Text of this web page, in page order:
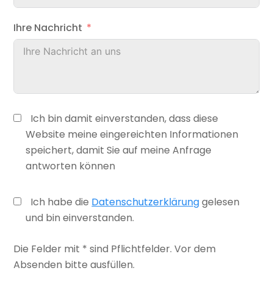
Ihre Nachricht
Ich bin damit einverstanden, dass diese
Website meine eingereichten Informationen
speichert, damit Sie auf meine Anfrage
antworten können
Ich habe die Datenschutzerklärunggelesen
und bin einverstanden.
Die Felder mit * sind Pflichtfelder. Vor dem
Absenden bitte ausfüllen.